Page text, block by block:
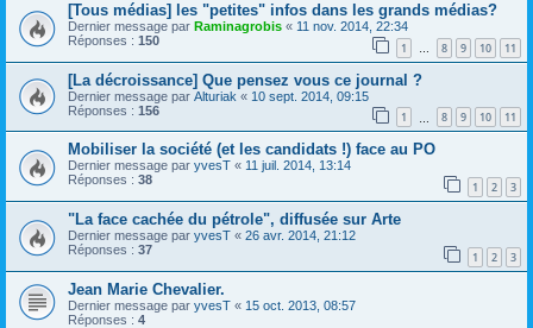
[Tous médias] les "petites" infos dans les grands médias?
Dernier message par Raminagrobis « 11 nov. 2014, 22:34
Réponses : 150 1 … 8 9 10 11
[La décroissance] Que pensez vous ce journal ?
Dernier message par Alturiak « 10 sept. 2014, 09:15
Réponses : 156 1 8 9 10 11
Mobiliser la société (et les candidats !) face au PO
Dernier message par yvesT « 11 juil. 2014, 13:14
Réponses : 38 1 2 3
"La face cachée du pétrole", diffusée sur Arte
Dernier message par yvesT « 26 avr. 2014, 21:12
Réponses : 37 1 2 3
Jean Marie Chevalier.
Dernier message par yvesT « 15 oct. 2013, 08:57
Réponses : 4